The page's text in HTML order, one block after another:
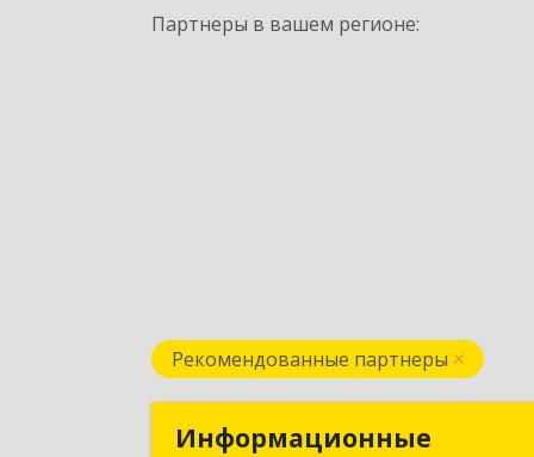
Партнеры в вашем регионе:
Рекомендованные партнеры
Информационные
Информационные